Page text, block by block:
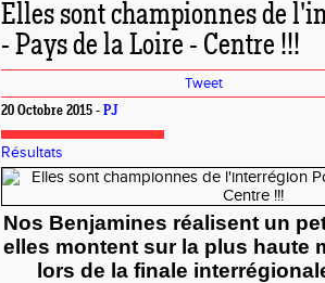
Elles sont championnes de
- Pays de la Loire - Centre !!!
Tweet
20 Octobre 2015 - PJ
Résultats
Nos Benjamines réalisent un
elles montent sur la plus haute
lors de la finale